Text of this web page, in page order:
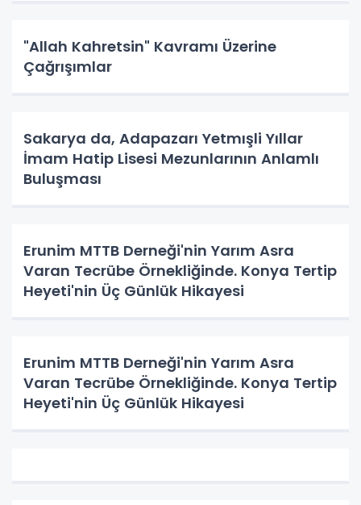
"Allah Kahretsin" Kavramı Üzerine
Çağrışımlar
Sakarya da, Adapazarı Yetmışli Yıllar
İmam Hatip Lisesi Mezunlarının Anlamlı
Buluşması
Erunim MTTB Derneği'nin Yarım Asra
Varan Tecrübe Örnekliğinde. Konya Tertip
Heyeti'nin Üç Günlük Hikayesi
Erunim MTTB Derneği'nin Yarım Asra
Varan Tecrübe Örnekliğinde. Konya Tertip
Heyeti'nin Üç Günlük Hikayesi